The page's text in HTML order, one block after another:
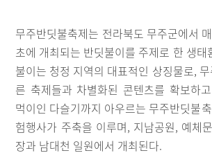
무주반딧불축제는 전라북도 무주군에서
초에 개최되는 반딧불이를 주제로 한 생태
불이는 청정 지역의 대표적인 상징물로,
른 축제들과 차별화된 콘텐츠를 확보하
먹이인 다슬기까지 아우르는 무주반딧불
험행사가 주축을 이루며, 지남공원, 예체
장과 남대천 일원에서 개최된다.